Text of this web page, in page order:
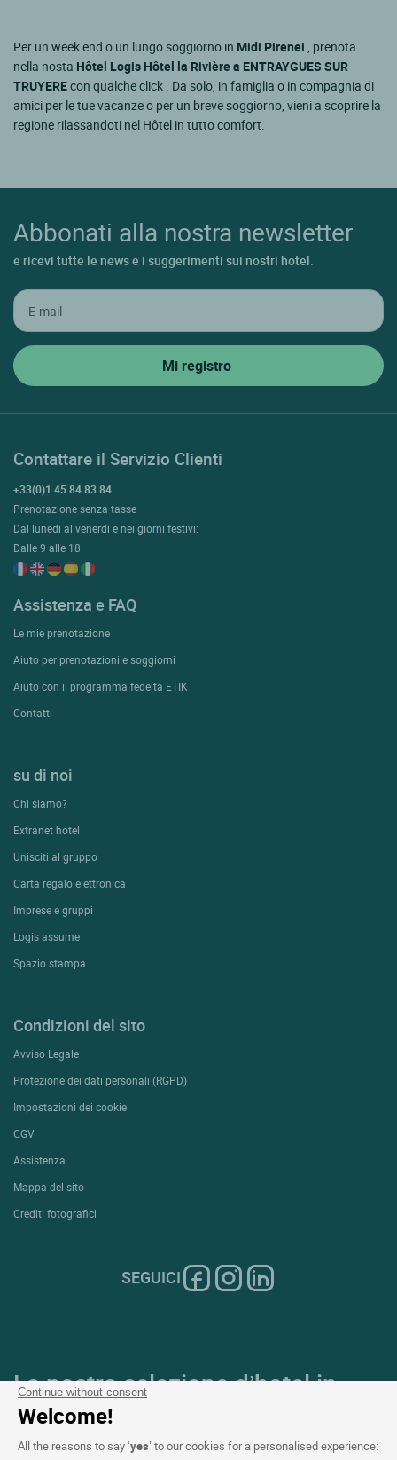
Continue without consent
Welcome!
All the reasons to say ‘yes’ to our cookies for a personalised experience:
Per un week end o un lungo soggiorno in Midi Pirenei , prenota
nella nosta Hôtel Logis Hôtel la Rivière a ENTRAYGUES SUR
TRUYEREcon qualche click . Da solo, in famiglia o in compagnia di
amici per le tue vacanze o per un breve soggiorno, vieni a scoprire la
regione rilassandoti nel Hôtel in tutto comfort.
Abbonati alla nostra newsletter
e ricevi tutte le news e i suggerimenti sui nostri hotel.
Contattare il Servizio Clienti
+33(0)1 45 84 83 84
Prenotazione senza tasse
Dal lunedì al venerdì e nei giorni festivi:
Dalle 9 alle 18
Assistenza e FAQ
Le mie prenotazione
Aiuto per prenotazioni e soggiorni
Aiuto con il programma fedeltà ETIK
Contatti
su di noi
Chi siamo?
Extranet hotel
Unisciti al gruppo
Carta regalo elettronica
Imprese e gruppi
Logis assume
Spazio stampa
Condizioni del sito
Avviso Legale
Protezione dei dati personali (RGPD)
Impostazioni dei cookie
CGV
Assistenza
Mappa del sito
Crediti fotografici
SEGUICI
La nostra selezione d’hotel in
Francia e in Europa